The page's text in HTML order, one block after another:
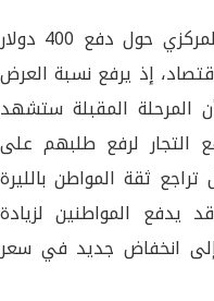
واعتبر أن تطبيق تعميم المصرف المركزي حول دفع 400 دولار
إذ يرفع نسبة العرض
أن المرحلة المقبلة ستشهد
التجار لرفع طلبهم على
ثقة المواطن بالليرة
يدفع المواطنين لزيادة
انخفاض جديد في سعر